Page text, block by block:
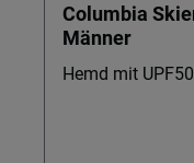
Columbia
Männer
Hemd mit